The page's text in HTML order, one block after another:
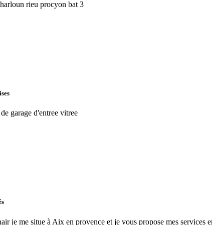
rieu procyon bat 3
garage d'entree vitree
je me situe à Aix en provence et je vous propose mes services